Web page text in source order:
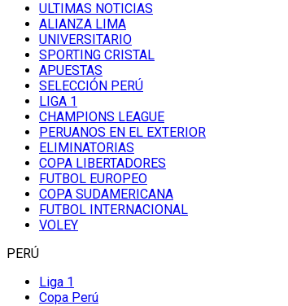
ULTIMAS NOTICIAS
ALIANZA LIMA
UNIVERSITARIO
SPORTING CRISTAL
APUESTAS
SELECCIÓN PERÚ
LIGA 1
CHAMPIONS LEAGUE
PERUANOS EN EL EXTERIOR
ELIMINATORIAS
COPA LIBERTADORES
FUTBOL EUROPEO
COPA SUDAMERICANA
FUTBOL INTERNACIONAL
VOLEY
PERÚ
Liga 1
Copa Perú